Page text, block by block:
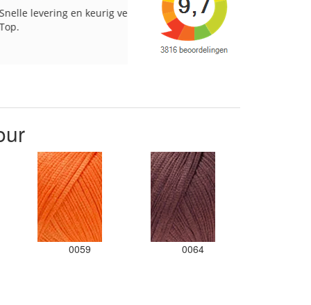
en keurig verpakt. Goed verpakt en snelgeleverd
0059 0064